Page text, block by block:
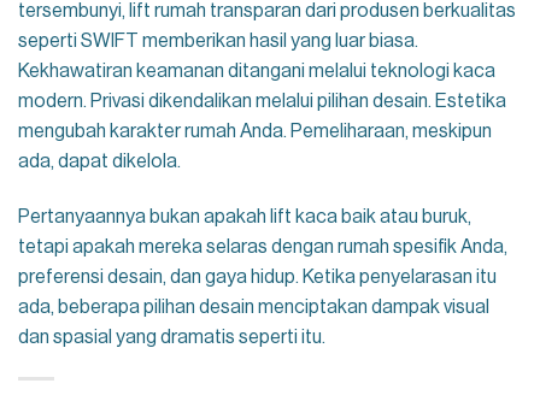
tersembunyi, lift rumah transparan dari produsen berkualitas
seperti SWIFT memberikan hasil yang luar biasa.
Kekhawatiran keamanan ditangani melalui teknologi kaca
modern. Privasi dikendalikan melalui pilihan desain. Estetika
mengubah karakter rumah Anda. Pemeliharaan, meskipun
ada, dapat dikelola.
Pertanyaannya bukan apakah lift kaca baik atau buruk,
tetapi apakah mereka selaras dengan rumah spesifik Anda,
preferensi desain, dan gaya hidup. Ketika penyelarasan itu
ada, beberapa pilihan desain menciptakan dampak visual
dan spasial yang dramatis seperti itu.